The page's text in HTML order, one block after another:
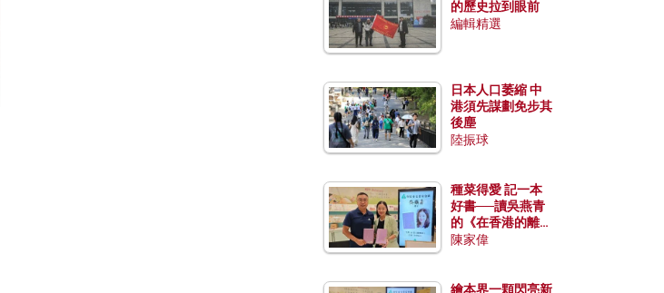
的歷史拉到眼前
編輯精選
日本人口萎縮 中
港須先謀劃免步其
後塵
陸振球
種菜得愛 記一本
好書──讀吳燕青
的《在香港的離島
種菜》
陳家偉
繪本界一顆閃亮新